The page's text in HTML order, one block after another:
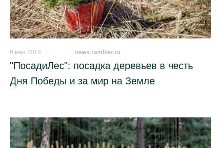
6 мая 2019 news.rambler.ru
"ПосадиЛес": посадка деревьев в честь
Дня Победы и за мир на Земле